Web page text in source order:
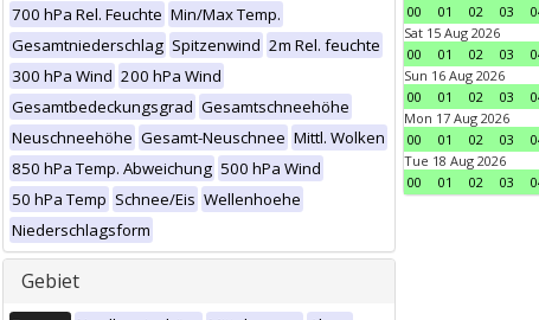
700 hPa Rel. Feuchte Min/Max Temp.
Gesamtniederschlag Spitzenwind 2m Rel. feuchte
300 hPa Wind 200 hPa Wind
Gesamtbedeckungsgrad Gesamtschneehöhe
Neuschneehöhe Gesamt-Neuschnee Mittl. Wolken
850 hPa Temp. Abweichung 500 hPa Wind
50 hPa Temp Schnee/Eis Wellenhoehe
Niederschlagsform
Gebiet
00
01 02 03
Sat 15 Aug 2026
00
01 02 03
Sun 16 Aug 2026
00
01 02 03
Mon 17 Aug 2026
00
01 02 03
Tue 18 Aug 2026
00
01 02 03